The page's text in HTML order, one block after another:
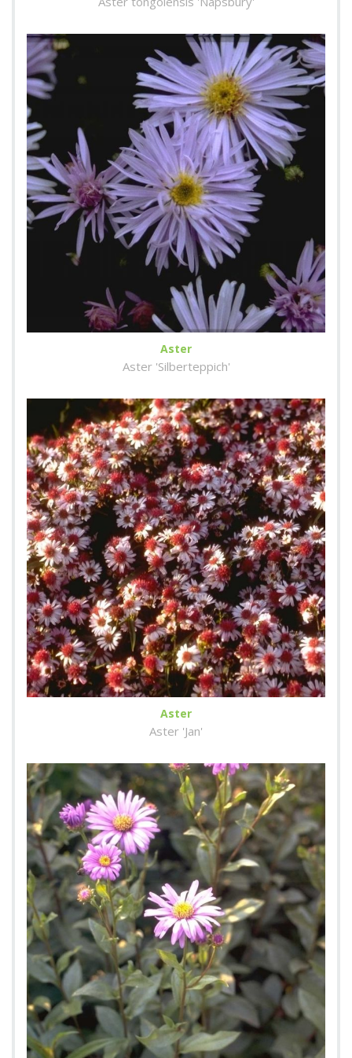
Aster
Aster 'Silberteppich'
Aster
Aster 'Jan'